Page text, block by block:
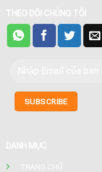
THEO DÕI CHÚNG TÔI
DANH MỤC
TRANG CHỦ